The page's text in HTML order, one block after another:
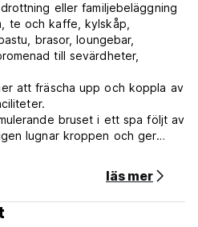
eller familjebeläggning
te och kaffe, kylskåp,
brasor, loungebar,
till sevärdheter,
att fräscha upp och koppla av
bruset i ett spa följt av
lugnar kroppen och ger
eller ta en 10 minuters
kanjon.
personal tillhandahålla kartor
läs mer